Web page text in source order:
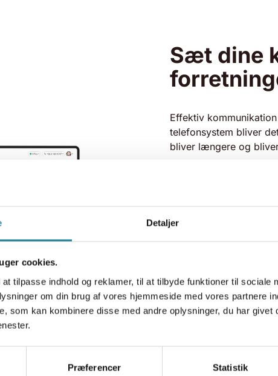
Detaljer
cookies.
tilpasse indhold og reklamer, til at tilbyde funktioner til sociale
om din brug af vores hjemmeside med vores partnere
som kan kombinere disse med andre oplysninger, du har givet
Præferencer Statistik
Sæt dine
Effektiv
telefonsystem bliver
bliver længere og
Vælg et
forretning, og som
dialog med klienterne
Recording, så du
basale funktioner som
besked og ved, at du
Eller det er integration
så du automatisk får
information om den
kan du tiltale klienten
sag, fordi det står på